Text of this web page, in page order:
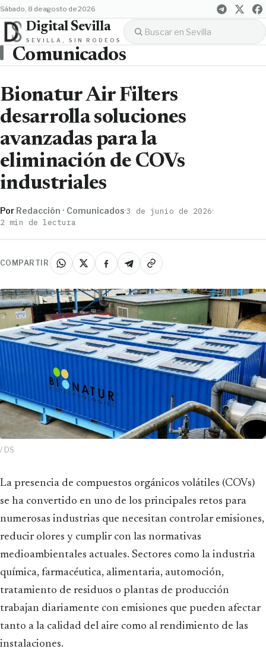
sábado, 8 de agosto de 2026
Digital Sevilla
SEVILLA, SIN RODEOS
Comunicados
Bionatur Air Filters
desarrolla soluciones
avanzadas para la
eliminación de COVs
industriales
Por Redacción · Comunicados·3 de junio de 2026·
2 min de lectura
COMPARTIR
/ DS
La presencia de compuestos orgánicos volátiles (COVs)
se ha convertido en uno de los principales retos para
numerosas industrias que necesitan controlar emisiones,
reducir olores y cumplir con las normativas
medioambientales actuales. Sectores como la industria
química, farmacéutica, alimentaria, automoción,
tratamiento de residuos o plantas de producción
trabajan diariamente con emisiones que pueden afectar
tanto a la calidad del aire como al rendimiento de las
instalaciones.